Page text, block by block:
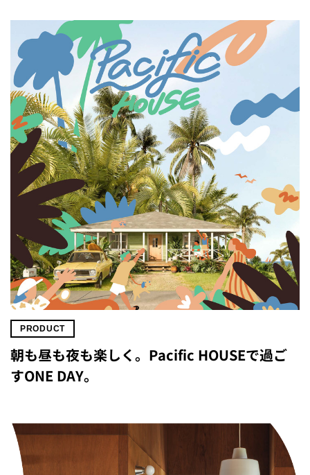
PRODUCT
朝も昼も夜も楽しく。Pacific HOUSEで過ご
すONE DAY。